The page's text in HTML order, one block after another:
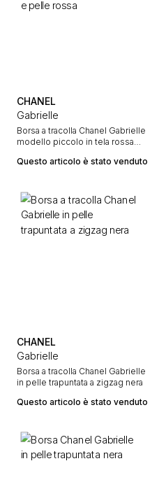
CHANEL
Gabrielle
Borsa a tracolla Chanel Gabrielle
modello piccolo in tela rossa
Questo articolo è stato venduto
CHANEL
Gabrielle
Borsa a tracolla Chanel Gabrielle
in pelle trapuntata a zigzag nera
Questo articolo è stato venduto